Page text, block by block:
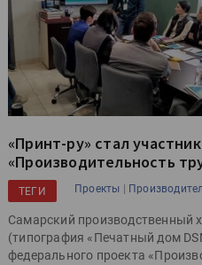
«Принт-ру» стал
«Производительность
ТЕГИ Проекты |
Самарский производственный
(типография «Печатный дом
федерального проекта